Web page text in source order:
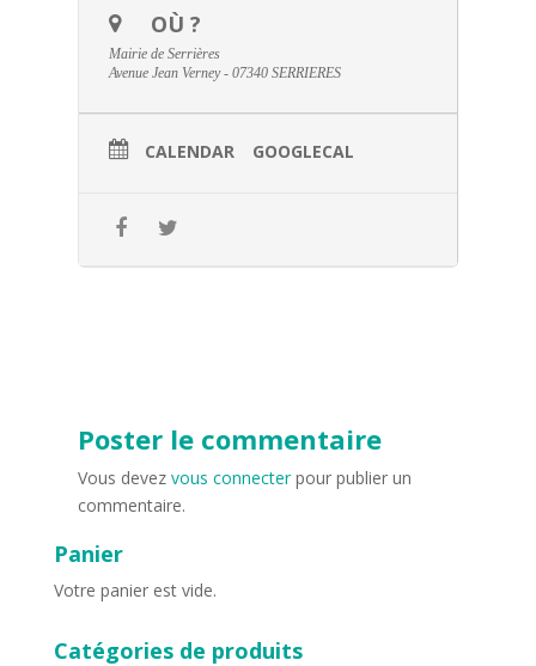
OÙ ?
Mairie de Serrières
Avenue Jean Verney - 07340 SERRIERES
CALENDAR GOOGLECAL
Poster le commentaire
Vous devez vous connecterpour publier un
commentaire.
Panier
Votre panier est vide.
Catégories de produits